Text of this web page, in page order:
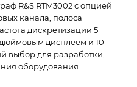
R&S RTM3002 с опцией
канала, полоса
дискретизации 5
дисплеем и 10-
для разработки,
оборудования.